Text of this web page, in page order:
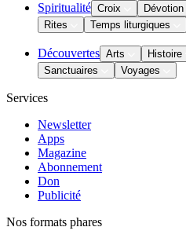
Spiritualité Croix Dévotion
Rites
Temps liturgiques
Découvertes Arts Histoire
Sanctuaires
Voyages
Services
Newsletter
Apps
Magazine
Abonnement
Don
Publicité
Nos formats phares